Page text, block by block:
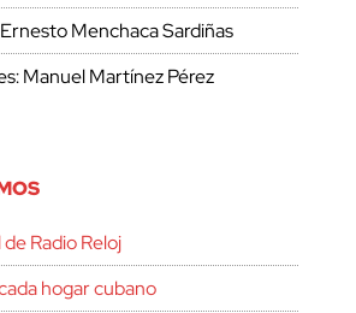
Menchaca Sardiñas
Manuel Martínez Pérez
Radio Reloj
hogar cubano